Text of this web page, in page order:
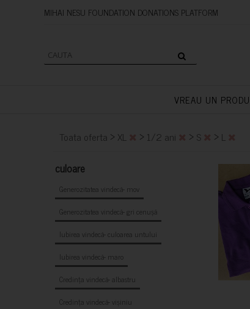
MIHAI NESU FOUNDATION
VREAU UN
Toata oferta > XL > 1/2 ani > S > L
culoare
Generozitatea vindecă- mov
Generozitatea vindecă- gri cenușă
Iubirea vindecă- culoarea untului
Iubirea vindecă- maro
Credința vindecă- albastru
Credința vindecă- vișiniu